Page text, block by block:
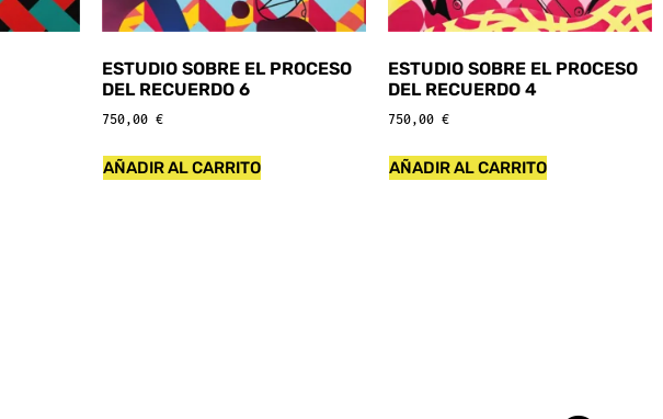
ESTUDIO SOBRE EL PROCESO
DEL RECUERDO 6
750,00 €
AÑADIR AL CARRITO
ESTUDIO SOBRE EL PROCESO
DEL RECUERDO 4
750,00 €
AÑADIR AL CARRITO